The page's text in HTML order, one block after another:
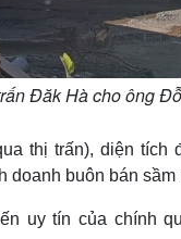
Đăk Hà cho ông
thị trấn), diện tích
doanh buôn bán sầm
uy tín của chính